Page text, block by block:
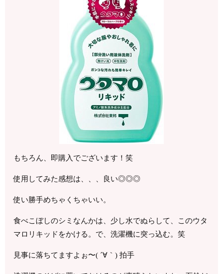
もちろん、即購入でございます！笑
使用してみた感想は、、、良い◎◎◎
使い勝手めちゃくちゃいい。
食べこぼしのシミなんかは、少し水でぬらして、このウタ
マロリキッドをかける。で、洗濯機に突っ込む。笑
見事に落ちてますよぉ〜( ´∀｀) 拍手